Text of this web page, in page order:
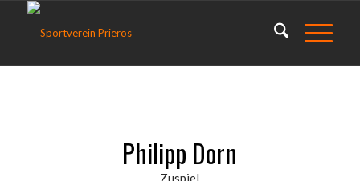
Philipp Dorn
Zuspiel